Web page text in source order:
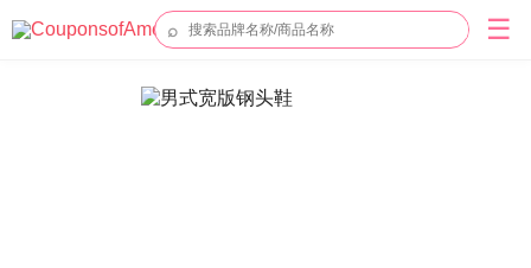
⌕ ☰